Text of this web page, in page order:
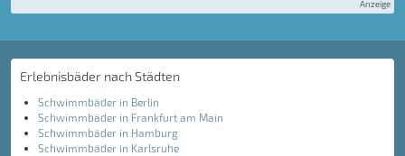
Anzeige
Erlebnisbäder nach Städten
Schwimmbäder in Berlin
Schwimmbäder in Frankfurt am Main
Schwimmbäder in Hamburg
Schwimmbäder in Karlsruhe